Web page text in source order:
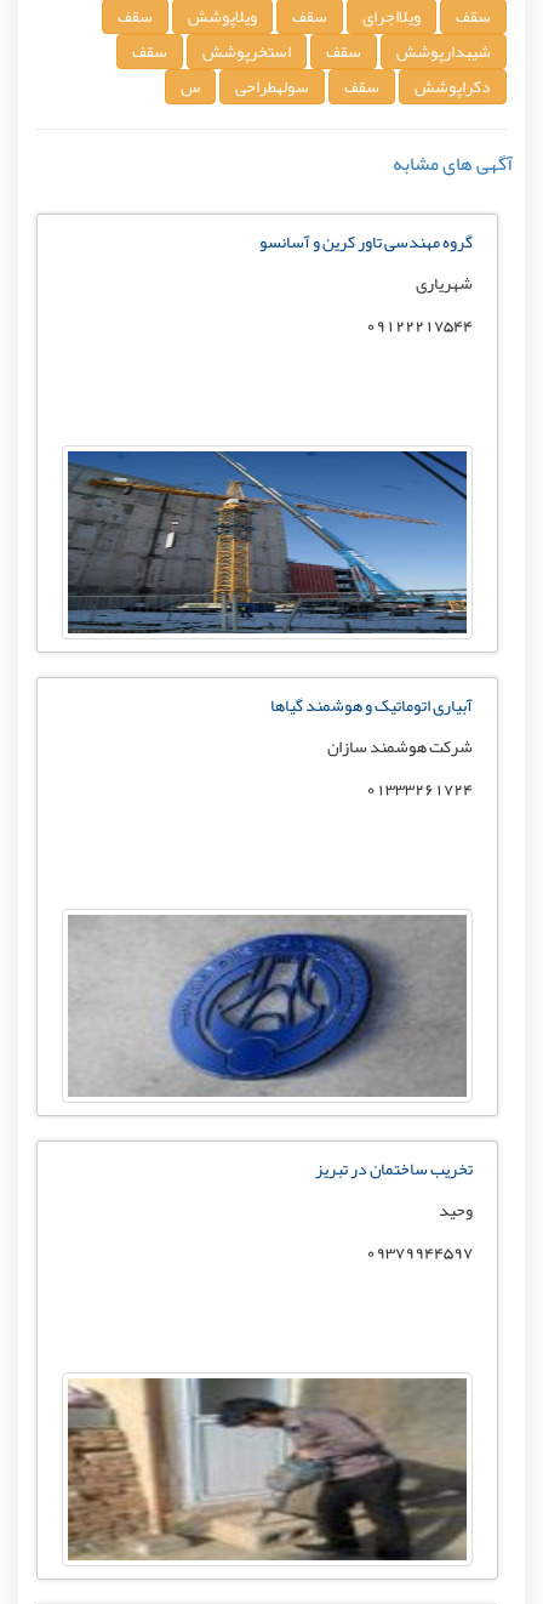
سقف ویلااجرای سقف ویلاپوشش
سقف
شیبدارپوشش
سقف استخرپوشش
سقف
دکراپوشش
سقف سولهطراحی س
آگهی های مشابه
گروه مهندسی تاور کرین و آسانسو
شهریاری
09122217544
آبیاری اتوماتیک و هوشمند گیاها
شرکت هوشمند سازان
01333261724
تخریب ساختمان در تبریز
وحید
09379944597